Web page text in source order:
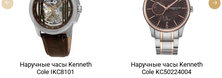
Наручные часы Kenneth
Cole IKC8101
Наручные часы Kenneth
Cole KC50224004